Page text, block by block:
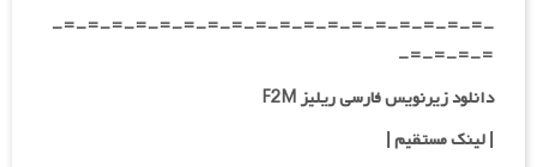
-=-=-=-=-=-=-=-=-=-=-=-=-=-=-=-=-=-=-
=-=-=-=-
دانلود زیرنویس فارسی ریلیز F2M
| لینک مستقیم|